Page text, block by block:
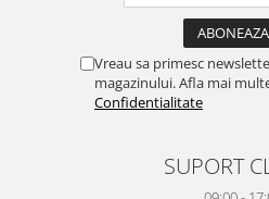
INVISIBLE GREY
AMAZZONITE
ANTICHI AMORI
Vreau sa primesc
magazinului. Afla mai
Confidentialitate
SUPORT